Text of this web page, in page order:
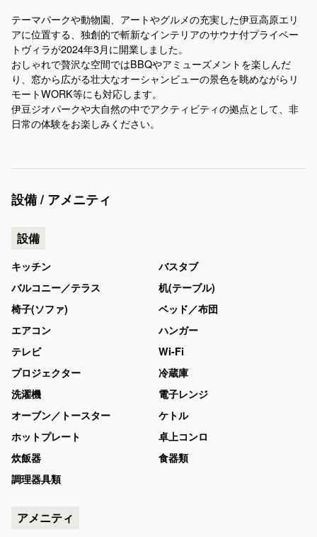
テーマパークや動物園、アートやグルメの充実した伊豆高原エリ
アに位置する、独創的で斬新なインテリアのサウナ付プライベー
トヴィラが2024年3月に開業しました。
おしゃれで贅沢な空間ではBBQやアミューズメントを楽しんだ
り、窓から広がる壮大なオーシャンビューの景色を眺めながらリ
モートWORK等にも対応します。
伊豆ジオパークや大自然の中でアクティビティの拠点として、非
日常の体験をお楽しみください。
設備 / アメニティ
設備
キッチン
バスタブ
バルコニー／テラス
机(テーブル)
椅子(ソファ)
ベッド／布団
エアコン
ハンガー
テレビ
Wi-Fi
プロジェクター
冷蔵庫
洗濯機
電子レンジ
オーブン／トースター
ケトル
ホットプレート
卓上コンロ
炊飯器
食器類
調理器具類
アメニティ